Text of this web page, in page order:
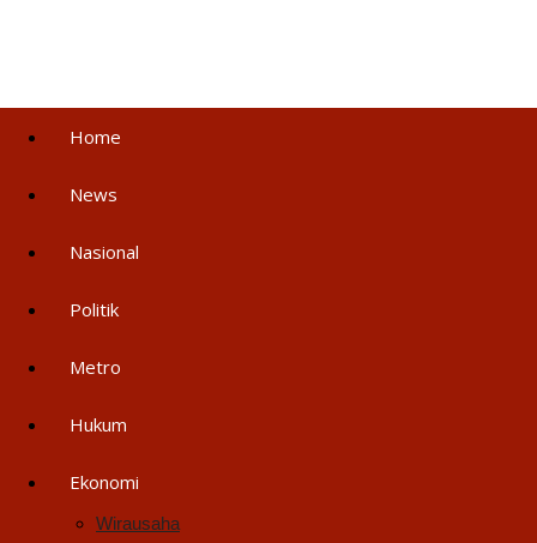
Home
News
Nasional
Politik
Metro
Hukum
Ekonomi
Wirausaha